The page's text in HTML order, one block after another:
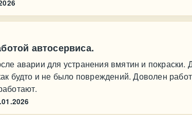
автосервиса.
аварии для устранения вмятин и покраски.
будто и не было повреждений. Доволен